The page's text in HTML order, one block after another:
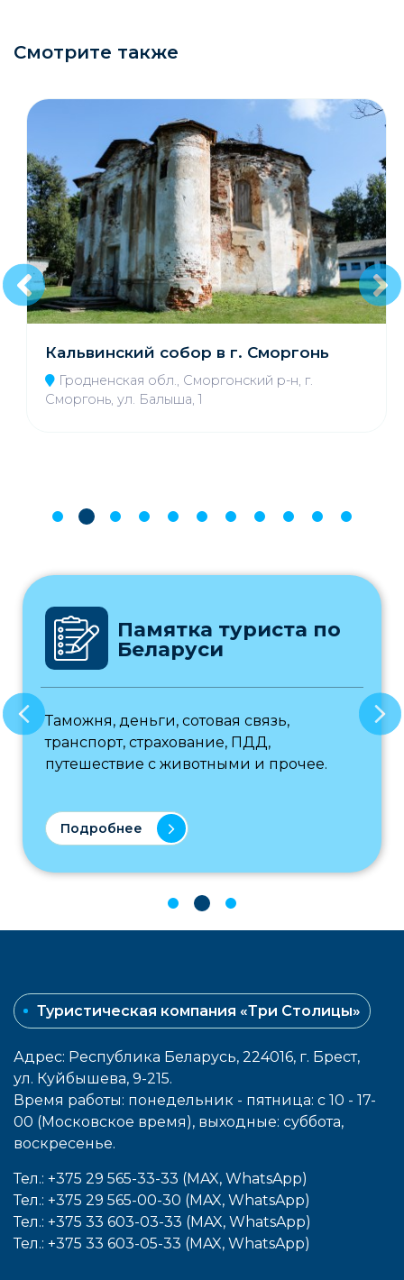
Смотрите также
Кальвинский собор в г. Сморгонь
Гродненская обл., Сморгонский р-н, г.
Сморгонь, ул. Балыша, 1
Памятка туриста по
Беларуси
Таможня, деньги, сотовая связь,
транспорт, страхование, ПДД,
путешествие с животными и прочее.
Подробнее
Туристическая компания «Три Столицы»
Адрес: Республика Беларусь, 224016, г. Брест,
ул. Куйбышева, 9-215.
Время работы: понедельник - пятница: с 10 - 17-
00 (Московское время), выходные: cуббота,
воcкресенье.
Тел.: +375 29 565-33-33 (MAX, WhatsApp)
Тел.: +375 29 565-00-30 (MAX, WhatsApp)
Тел.: +375 33 603-03-33 (MAX, WhatsApp)
Тел.: +375 33 603-05-33 (MAX, WhatsApp)